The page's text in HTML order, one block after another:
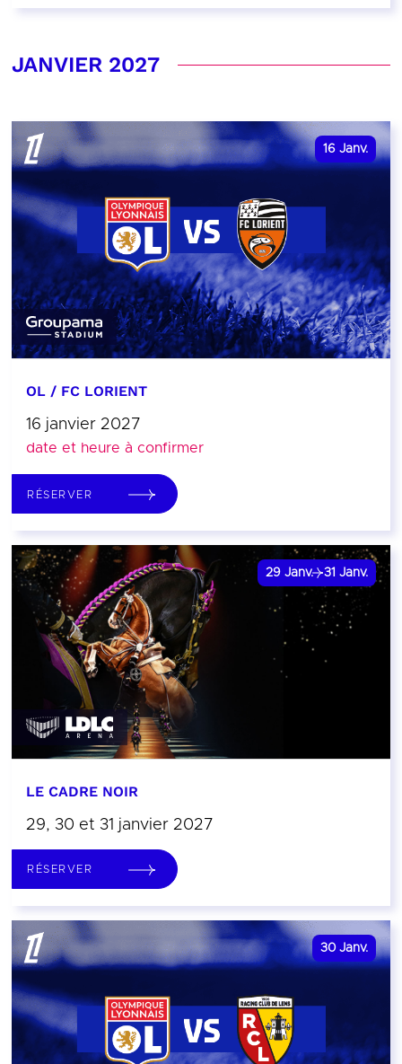
JANVIER 2027
16 Janv.
OL / FC LORIENT
16 janvier 2027
date et heure à confirmer
RÉSERVER
29 Janv. 31 Janv.
LE CADRE NOIR
29, 30 et 31 janvier 2027
RÉSERVER
30 Janv.